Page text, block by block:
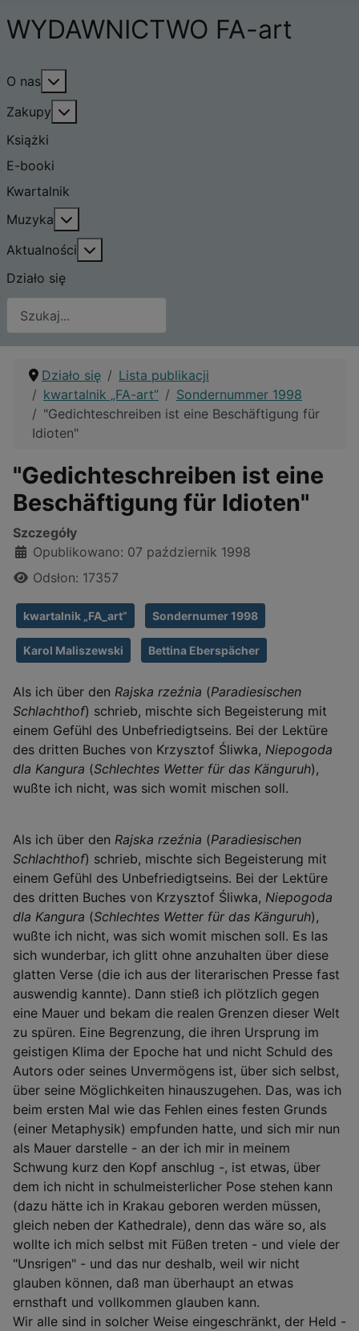
WYDAWNICTWO FA-art
O nas
Zakupy
Książki
E-booki
Kwartalnik
Muzyka
Aktualności
Działo się
Działo się
Lista publikacji
kwartalnik „FA-art”
Sondernummer 1998
"Gedichteschreiben ist eine Beschäftigung für
Idioten"
"Gedichteschreiben ist eine
Beschäftigung für Idioten"
Szczegóły
Opublikowano: 07 październik 1998
Odsłon: 17357
kwartalnik „FA_art” Sondernumer 1998
Karol Maliszewski Bettina Eberspächer
Als ich über den Rajska rzeźnia (Paradiesischen
Schlachthof) schrieb, mischte sich Begeisterung mit
einem Gefühl des Unbefriedigtseins. Bei der Lektüre
des dritten Buches von Krzysztof Śliwka, Niepogoda
dla Kangura (Schlechtes Wetter für das Känguruh),
wußte ich nicht, was sich womit mischen soll.
Als ich über den Rajska rzeźnia (Paradiesischen
Schlachthof) schrieb, mischte sich Begeisterung mit
einem Gefühl des Unbefriedigtseins. Bei der Lektüre
des dritten Buches von Krzysztof Śliwka, Niepogoda
dla Kangura (Schlechtes Wetter für das Känguruh),
wußte ich nicht, was sich womit mischen soll. Es las
sich wunderbar, ich glitt ohne anzuhalten über diese
glatten Verse (die ich aus der literarischen Presse fast
auswendig kannte). Dann stieß ich plötzlich gegen
eine Mauer und bekam die realen Grenzen dieser Welt
zu spüren. Eine Begrenzung, die ihren Ursprung im
geistigen Klima der Epoche hat und nicht Schuld des
Autors oder seines Unvermögens ist, über sich selbst,
über seine Möglichkeiten hinauszugehen. Das, was ich
beim ersten Mal wie das Fehlen eines festen Grunds
(einer Metaphysik) empfunden hatte, und sich mir nun
als Mauer darstelle - an der ich mir in meinem
Schwung kurz den Kopf anschlug -, ist etwas, über
dem ich nicht in schulmeisterlicher Pose stehen kann
(dazu hätte ich in Krakau geboren werden müssen,
gleich neben der Kathedrale), denn das wäre so, als
wollte ich mich selbst mit Füßen treten - und viele der
"Unsrigen" - und das nur deshalb, weil wir nicht
glauben können, daß man überhaupt an etwas
ernsthaft und vollkommen glauben kann.
Wir alle sind in solcher Weise eingeschränkt, der Held -